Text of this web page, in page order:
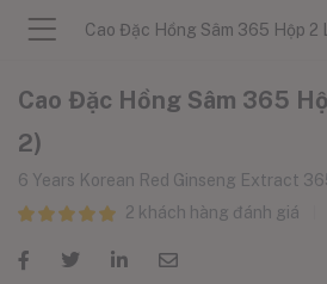
(Sản Phẩm )
(Danh Mục )
Cao Đặc Hồng Sâm 365
2)
6 Years Korean Red Ginseng Extract
2 khách hàng đánh giá